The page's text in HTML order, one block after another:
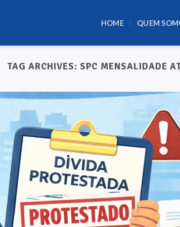
HOME QUEM
TAG ARCHIVES: SPC MENSALIDADE